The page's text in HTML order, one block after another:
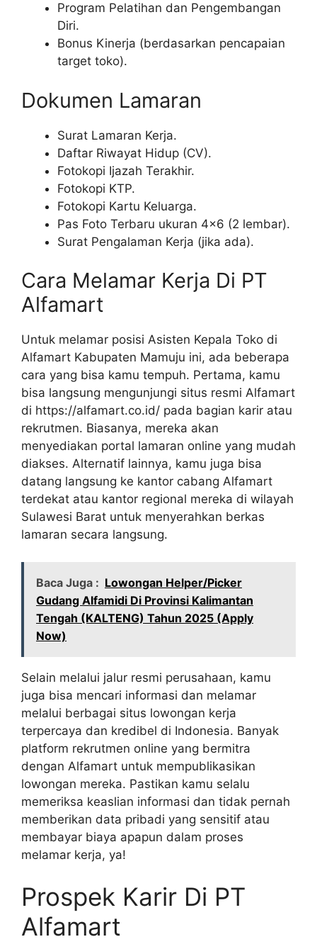
Program Pelatihan dan Pengembangan
Diri.
Bonus Kinerja (berdasarkan pencapaian
target toko).
Dokumen Lamaran
Surat Lamaran Kerja.
Daftar Riwayat Hidup (CV).
Fotokopi Ijazah Terakhir.
Fotokopi KTP.
Fotokopi Kartu Keluarga.
Pas Foto Terbaru ukuran 4×6 (2 lembar).
Surat Pengalaman Kerja (jika ada).
Cara Melamar Kerja Di PT
Alfamart
Untuk melamar posisi Asisten Kepala Toko di
Alfamart Kabupaten Mamuju ini, ada beberapa
cara yang bisa kamu tempuh. Pertama, kamu
bisa langsung mengunjungi situs resmi Alfamart
di https://alfamart.co.id/ pada bagian karir atau
rekrutmen. Biasanya, mereka akan
menyediakan portal lamaran online yang mudah
diakses. Alternatif lainnya, kamu juga bisa
datang langsung ke kantor cabang Alfamart
terdekat atau kantor regional mereka di wilayah
Sulawesi Barat untuk menyerahkan berkas
lamaran secara langsung.
Baca Juga : Lowongan Helper/Picker
Gudang Alfamidi Di Provinsi Kalimantan
Tengah (KALTENG) Tahun 2025 (Apply
Now)
Selain melalui jalur resmi perusahaan, kamu
juga bisa mencari informasi dan melamar
melalui berbagai situs lowongan kerja
terpercaya dan kredibel di Indonesia. Banyak
platform rekrutmen online yang bermitra
dengan Alfamart untuk mempublikasikan
lowongan mereka. Pastikan kamu selalu
memeriksa keaslian informasi dan tidak pernah
memberikan data pribadi yang sensitif atau
membayar biaya apapun dalam proses
melamar kerja, ya!
Prospek Karir Di PT
Alfamart